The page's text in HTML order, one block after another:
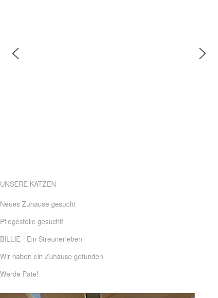
UNSERE KATZEN
Neues Zuhause gesucht
Pflegestelle gesucht!
BILLIE - Ein Streunerleben
Wir haben ein Zuhause gefunden
Werde Pate!